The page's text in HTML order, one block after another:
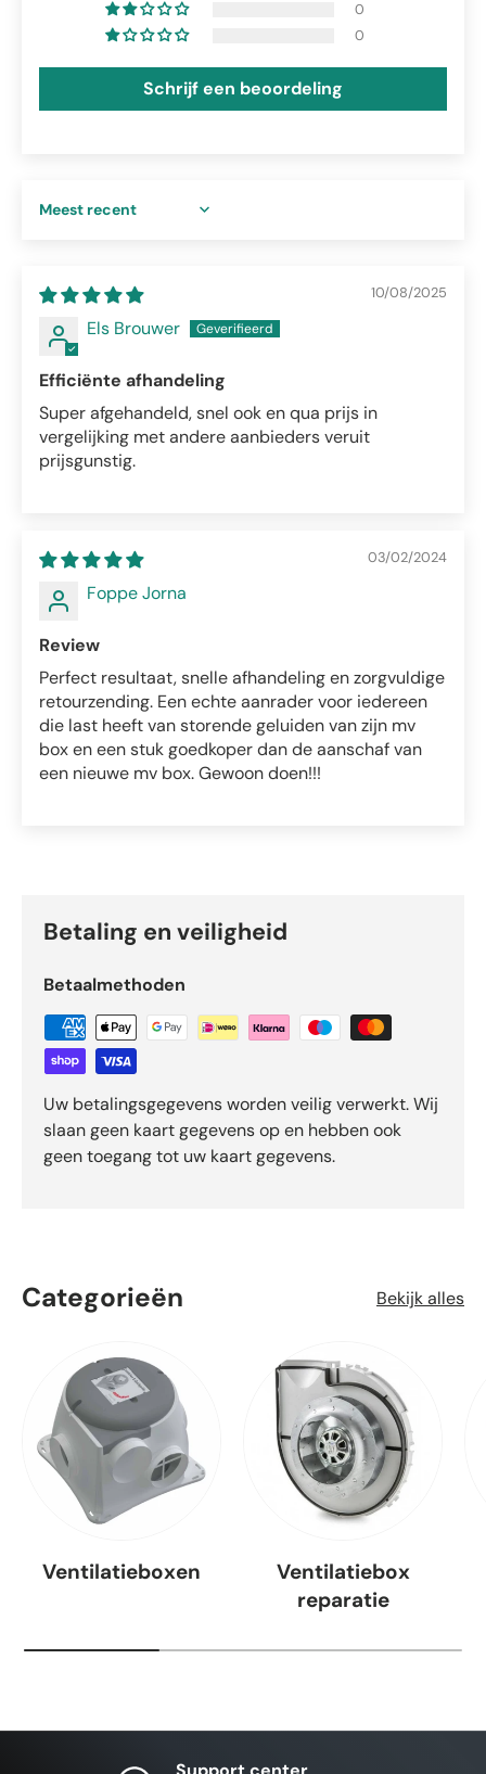
0
0
Schrijf een beoordeling
Sort by
10/08/2025
Els Brouwer
Efficiënte afhandeling
Super afgehandeld, snel ook en qua prijs in
vergelijking met andere aanbieders veruit
prijsgunstig.
03/02/2024
Foppe Jorna
Review
Perfect resultaat, snelle afhandeling en zorgvuldige
retourzending. Een echte aanrader voor iedereen
die last heeft van storende geluiden van zijn mv
box en een stuk goedkoper dan de aanschaf van
een nieuwe mv box. Gewoon doen!!!
Betaling en veiligheid
Betaalmethoden
Uw betalingsgegevens worden veilig verwerkt. Wij
slaan geen kaart gegevens op en hebben ook
geen toegang tot uw kaart gegevens.
Categorieën Bekijk alles
Ventilatieboxen
Ventilatiebox
reparatie